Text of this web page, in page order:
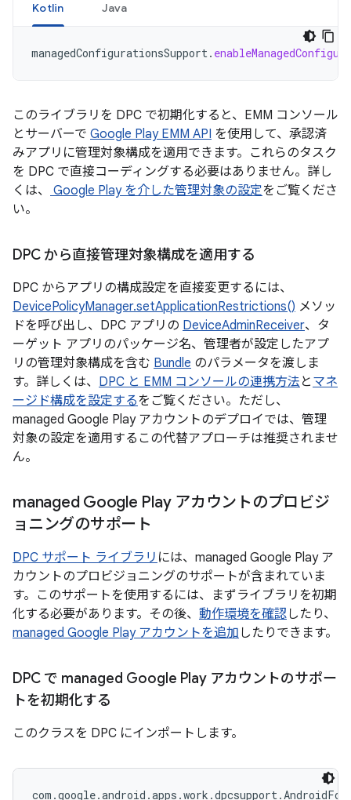
Kotlin Java
managedConfigurationsSupport.
このライブラリを DPC で初期化すると、EMM コンソール
とサーバーで Google Play EMM API を使用して、承認済
みアプリに管理対象構成を適用できます。これらのタスク
を DPC で直接コーディングする必要はありません。詳し
くは、
Google Play を介した管理対象の設定をご覧くださ
い。
DPC から直接管理対象構成を適用する
DPC からアプリの構成設定を直接変更するには、
DevicePolicyManager.setApplicationRestrictions() メソッ
ドを呼び出し、DPC アプリの DeviceAdminReceiver、タ
ーゲット アプリのパッケージ名、管理者が設定したアプ
リの管理対象構成を含む Bundle のパラメータを渡しま
す。詳しくは、 DPC と EMM コンソールの連携方法 と マネ
ージド構成を設定するをご覧ください。ただし、
managed Google Play アカウントのデプロイでは、管理
対象の設定を適用するこの代替アプローチは推奨されませ
ん。
managed Google Play アカウントのプロビジ
ョニングのサポート
DPC サポート ライブラリ には、managed Google Play ア
カウントのプロビジョニングのサポートが含まれていま
す。このサポートを使用するには、まずライブラリを初期
化する必要があります。その後、 動作環境を確認したり、
managed Google Play アカウントを追加 したりできます。
DPC で managed Google Play アカウントのサポー
トを初期化する
このクラスを DPC にインポートします。